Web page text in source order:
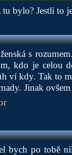
bylo? Jestli to
s
kdo je celou
ví kdy. Tak to
Jinak
bych po tobě